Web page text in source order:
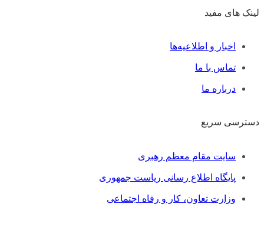
لینک های مفید
فهرستاخبار و اطلاعیه‌ها
تماس با ما
درباره ما
دسترسی سریع
فهرستسایت مقام معظم رهبری
پایگاه اطلاع رسانی ریاست جمهوری
وزارت تعاون، کار و رفاه اجتماعی